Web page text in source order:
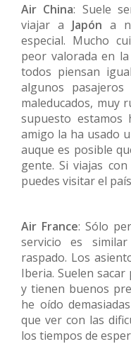
Air China: Suele
viajar a Japón a
especial. Mucho
peor valorada en
todos piensan
algunos
maleducados, muy
supuesto estamos
amigo la ha usado
auque es posible
gente. Si viajas
puedes visitar el
Air France: Sólo
servicio es
raspado. Los
Iberia. Suelen
y tienen buenos
he oído
que ver con las
los tiempos de